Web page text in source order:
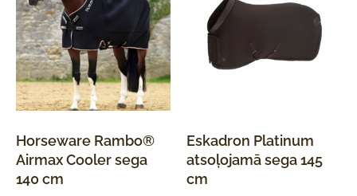
Horseware Rambo®
Airmax Cooler sega
140 cm
Eskadron Platinum
atsoļojamā sega 145
cm